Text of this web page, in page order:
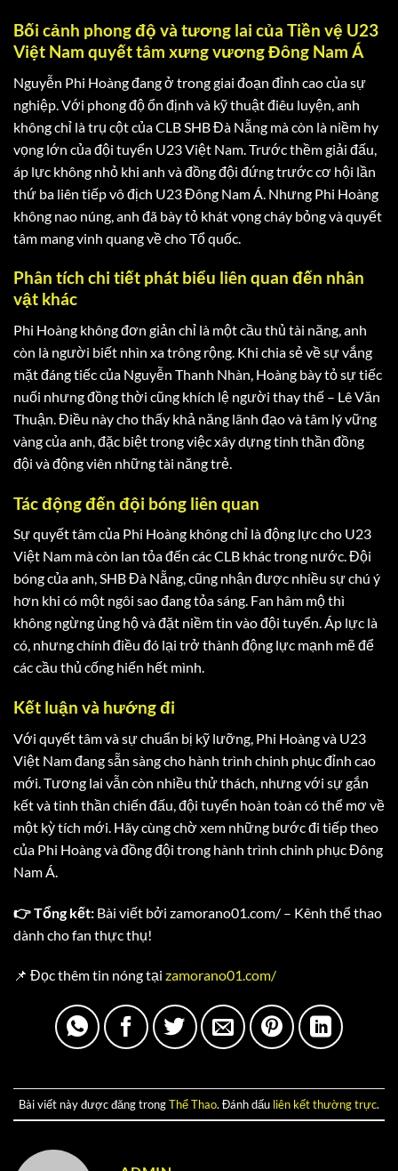
Bối cảnh phong độ và tương lai của Tiền vệ U23
Việt Nam quyết tâm xưng vương Đông Nam Á
Nguyễn Phi Hoàng đang ở trong giai đoạn đỉnh cao của sự
nghiệp. Với phong độ ổn định và kỹ thuật điêu luyện, anh
không chỉ là trụ cột của CLB SHB Đà Nẵng mà còn là niềm hy
vọng lớn của đội tuyển U23 Việt Nam. Trước thềm giải đấu,
áp lực không nhỏ khi anh và đồng đội đứng trước cơ hội lần
thứ ba liên tiếp vô địch U23 Đông Nam Á. Nhưng Phi Hoàng
không nao núng, anh đã bày tỏ khát vọng cháy bỏng và quyết
tâm mang vinh quang về cho Tổ quốc.
Phân tích chi tiết phát biểu liên quan đến nhân
vật khác
Phi Hoàng không đơn giản chỉ là một cầu thủ tài năng, anh
còn là người biết nhìn xa trông rộng. Khi chia sẻ về sự vắng
mặt đáng tiếc của Nguyễn Thanh Nhàn, Hoàng bày tỏ sự tiếc
nuối nhưng đồng thời cũng khích lệ người thay thế – Lê Văn
Thuận. Điều này cho thấy khả năng lãnh đạo và tâm lý vững
vàng của anh, đặc biệt trong việc xây dựng tinh thần đồng
đội và động viên những tài năng trẻ.
Tác động đến đội bóng liên quan
Sự quyết tâm của Phi Hoàng không chỉ là động lực cho U23
Việt Nam mà còn lan tỏa đến các CLB khác trong nước. Đội
bóng của anh, SHB Đà Nẵng, cũng nhận được nhiều sự chú ý
hơn khi có một ngôi sao đang tỏa sáng. Fan hâm mộ thì
không ngừng ủng hộ và đặt niềm tin vào đội tuyển. Áp lực là
có, nhưng chính điều đó lại trở thành động lực mạnh mẽ để
các cầu thủ cống hiến hết mình.
Kết luận và hướng đi
Với quyết tâm và sự chuẩn bị kỹ lưỡng, Phi Hoàng và U23
Việt Nam đang sẵn sàng cho hành trình chinh phục đỉnh cao
mới. Tương lai vẫn còn nhiều thử thách, nhưng với sự gắn
kết và tinh thần chiến đấu, đội tuyển hoàn toàn có thể mơ về
một kỳ tích mới. Hãy cùng chờ xem những bước đi tiếp theo
của Phi Hoàng và đồng đội trong hành trình chinh phục Đông
Nam Á.
👉 Tổng kết: Bài viết bởi zamorano01.com/ – Kênh thể thao
dành cho fan thực thụ!
📌 Đọc thêm tin nóng tại zamorano01.com/
Bài viết này được đăng trongThể Thao. Đánh dấu liên kết thường trực.